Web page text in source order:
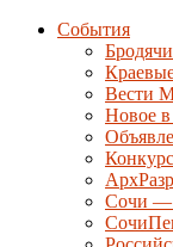
События
Вести
Новое в
Сочи —